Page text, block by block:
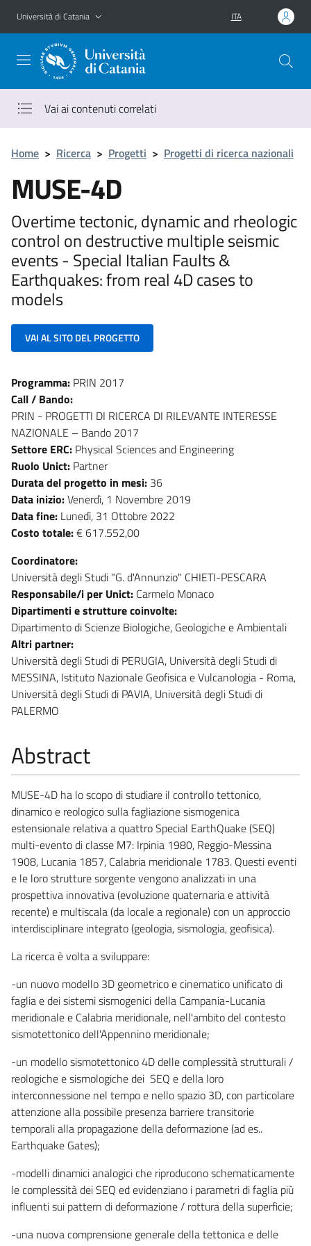
Vai al contenuto principale
Vai al menu di navigazione
Università di Catania ITA
Vai ai contenuti correlati
Home > Ricerca > Progetti > Progetti di ricerca nazionali
MUSE-4D
Overtime tectonic, dynamic and rheologic
control on destructive multiple seismic
events - Special Italian Faults &
Earthquakes: from real 4D cases to
models
VAI AL SITO DEL PROGETTO
Programma: PRIN 2017
Call / Bando:
PRIN - PROGETTI DI RICERCA DI RILEVANTE INTERESSE
NAZIONALE – Bando 2017
Settore ERC: Physical Sciences and Engineering
Ruolo Unict: Partner
Durata del progetto in mesi: 36
Data inizio:Venerdì, 1 Novembre 2019
Data fine: Lunedì, 31 Ottobre 2022
Costo totale:€ 617.552,00
Coordinatore:
Università degli Studi "G. d'Annunzio" CHIETI-PESCARA
Responsabile/i per Unict: Carmelo Monaco
Dipartimenti e strutture coinvolte:
Dipartimento di Scienze Biologiche, Geologiche e Ambientali
Altri partner:
Università degli Studi di PERUGIA, Università degli Studi di
MESSINA, Istituto Nazionale Geofisica e Vulcanologia - Roma,
Università degli Studi di PAVIA, Università degli Studi di
PALERMO
Abstract
MUSE-4D ha lo scopo di studiare il controllo tettonico,
dinamico e reologico sulla fagliazione sismogenica
estensionale relativa a quattro Special EarthQuake (SEQ)
multi-evento di classe M7: Irpinia 1980, Reggio-Messina
1908, Lucania 1857, Calabria meridionale 1783. Questi eventi
e le loro strutture sorgente vengono analizzati in una
prospettiva innovativa (evoluzione quaternaria e attività
recente) e multiscala (da locale a regionale) con un approccio
interdisciplinare integrato (geologia, sismologia, geofisica).
La ricerca è volta a sviluppare:
-un nuovo modello 3D geometrico e cinematico unificato di
faglia e dei sistemi sismogenici della Campania-Lucania
meridionale e Calabria meridionale, nell'ambito del contesto
sismotettonico dell'Appennino meridionale;
-un modello sismotettonico 4D delle complessità strutturali /
reologiche e sismologiche dei SEQ e della loro
interconnessione nel tempo e nello spazio 3D, con particolare
attenzione alla possibile presenza barriere transitorie
temporali alla propagazione della deformazione (ad es..
Earthquake Gates);
-modelli dinamici analogici che riproducono schematicamente
le complessità dei SEQ ed evidenziano i parametri di faglia più
influenti sui pattern di deformazione / rottura della superficie;
-una nuova comprensione generale della tettonica e delle